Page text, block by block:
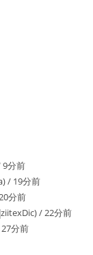
9分前
) / 19分前
分前
ziitexDic) /22分前
27分前